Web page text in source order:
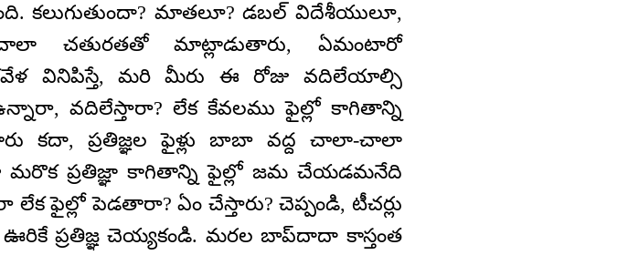
కలుగుతుందా? మాతలూ? డబల్ విదేశీయులూ,
చతురతతో మాట్లాడుతారు, ఏమంటారో
వినిపిస్తే, మరి మీరు ఈ రోజు వదిలేయాల్సి
వదిలేస్తారా? లేక కేవలము ఫైల్లో కాగితాన్ని
కదా, ప్రతిజ్ఞల ఫైళ్లు బాబా వద్ద చాలా-చాలా
ప్రతిజ్ఞా కాగితాన్ని ఫైల్లో జమ చేయడమనేది
ఫైల్లో పెడతారా? ఏం చేస్తారు? చెప్పండి, టీచర్లు
ఊరికే ప్రతిజ్ఞ చెయ్యకండి. మరల బాప్‌దాదా కాస్తంత